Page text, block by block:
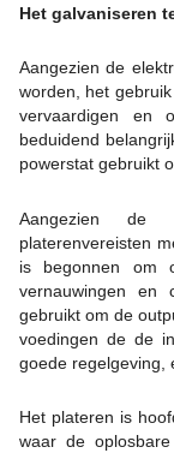
Het galvaniseren
Aangezien de
worden, het
vervaardigen en
beduidend
powerstat gebruikt
Aangezien de
platerenvereisten
is begonnen om
vernauwingen en
gebruikt om de
voedingen de de
goede regelgeving,
Het plateren is
waar de